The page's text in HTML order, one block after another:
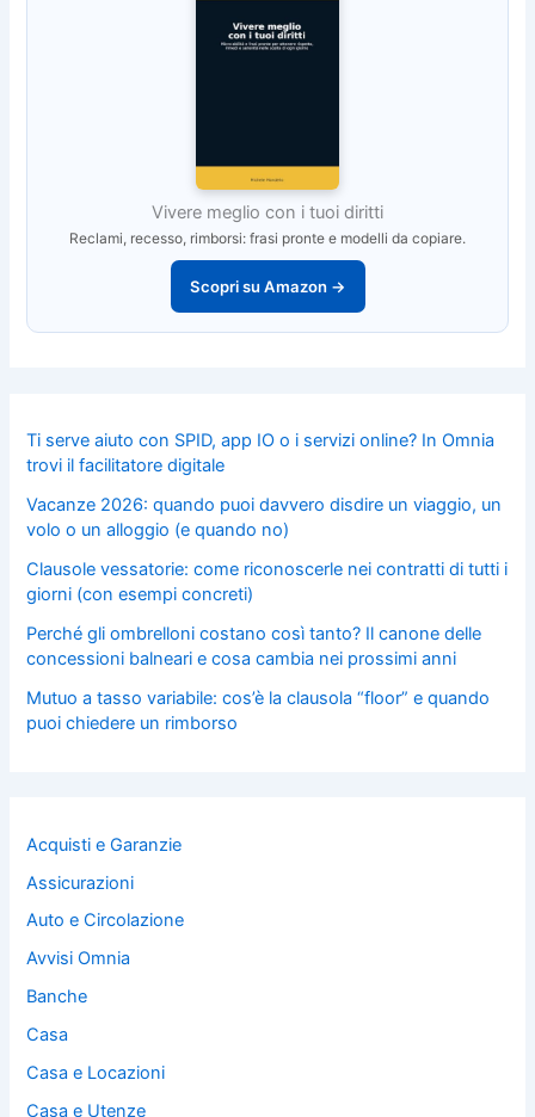
Vivere meglio con i tuoi diritti
Reclami, recesso, rimborsi: frasi pronte e modelli da copiare.
Scopri su Amazon →
Ti serve aiuto con SPID, app IO o i servizi online? In Omnia
trovi il facilitatore digitale
Vacanze 2026: quando puoi davvero disdire un viaggio, un
volo o un alloggio (e quando no)
Clausole vessatorie: come riconoscerle nei contratti di tutti i
giorni (con esempi concreti)
Perché gli ombrelloni costano così tanto? Il canone delle
concessioni balneari e cosa cambia nei prossimi anni
Mutuo a tasso variabile: cos’è la clausola “floor” e quando
puoi chiedere un rimborso
Acquisti e Garanzie
Assicurazioni
Auto e Circolazione
Avvisi Omnia
Banche
Casa
Casa e Locazioni
Casa e Utenze